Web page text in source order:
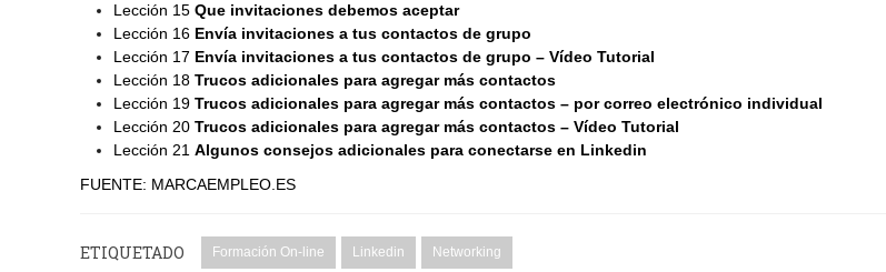
Lección 15 Que invitaciones debemos aceptar
Lección 16 Envía invitaciones a tus contactos de grupo
Lección 17 Envía invitaciones a tus contactos de grupo – Vídeo Tutorial
Lección 18 Trucos adicionales para agregar más contactos
Lección 19 Trucos adicionales para agregar más contactos – por correo electrónico individual
Lección 20 Trucos adicionales para agregar más contactos – Vídeo Tutorial
Lección 21 Algunos consejos adicionales para conectarse en Linkedin
FUENTE: MARCAEMPLEO.ES
ETIQUETADO Formación On-line Linkedin Networking